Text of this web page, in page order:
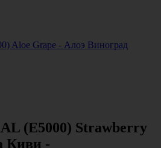
Aloe Grape - Алоэ Виноград
(E5000) Strawberry
Киви -